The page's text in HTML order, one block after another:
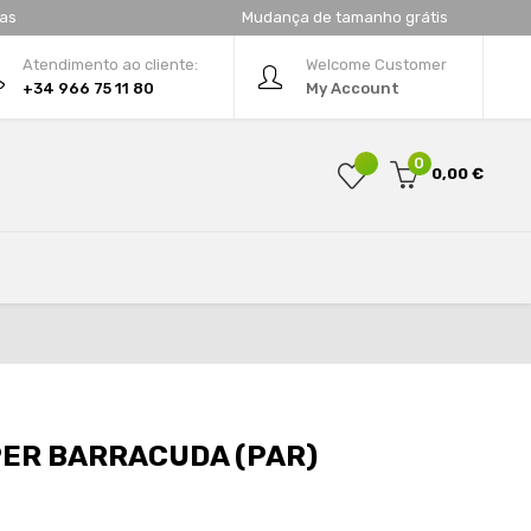
Mudança de tamanho grátis
Welcome Customer
My Account
Atendimento ao cliente:
+34 966 75 11 80
0
0,00 €
BARRACUDA (PAR)